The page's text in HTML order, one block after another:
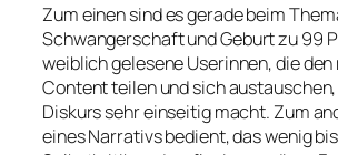
Zum einen sind es gerade beim
Schwangerschaft und Geburt zu 99
weiblich gelesene Userinnen, die
Content teilen und sich
Diskurs sehr einseitig macht. Zum
eines Narrativs bedient, das wenig